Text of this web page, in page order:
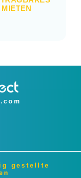
gestellte